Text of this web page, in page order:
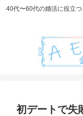
40代〜60代の婚活に役立
初デートで失